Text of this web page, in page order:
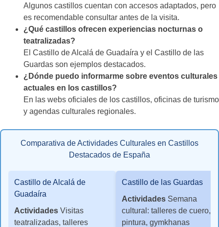
Algunos castillos cuentan con accesos adaptados, pero
es recomendable consultar antes de la visita.
¿Qué castillos ofrecen experiencias nocturnas o
teatralizadas?
El Castillo de Alcalá de Guadaíra y el Castillo de las
Guardas son ejemplos destacados.
¿Dónde puedo informarme sobre eventos culturales
actuales en los castillos?
En las webs oficiales de los castillos, oficinas de turismo
y agendas culturales regionales.
Comparativa de Actividades Culturales en Castillos
Destacados de España
Castillo de Alcalá de
Guadaíra
Actividades Visitas
teatralizadas, talleres
Castillo de las Guardas
Actividades Semana
cultural: talleres de cuero,
pintura, gymkhanas